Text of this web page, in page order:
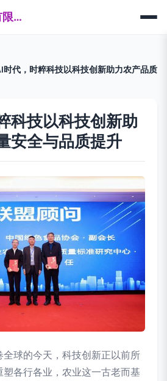
时粹科技（北京）有限公司
时代，时粹科技以科技创新助力农产品质
科技以科技创新助
安全与品质提升
球的今天，科技创新正以前所
各行各业，农业这一古老而基